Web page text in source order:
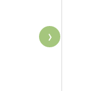
›